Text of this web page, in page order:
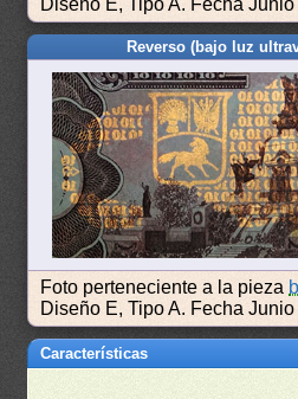
Diseño E, Tipo A. Fecha
Reverso (bajo luz
Foto perteneciente a la pieza
Diseño E, Tipo A. Fecha
Características